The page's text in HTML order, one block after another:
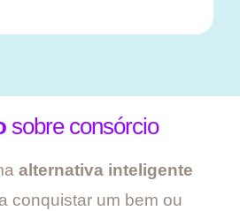
sobre consórcio
alternativa inteligente
conquistar um bem ou